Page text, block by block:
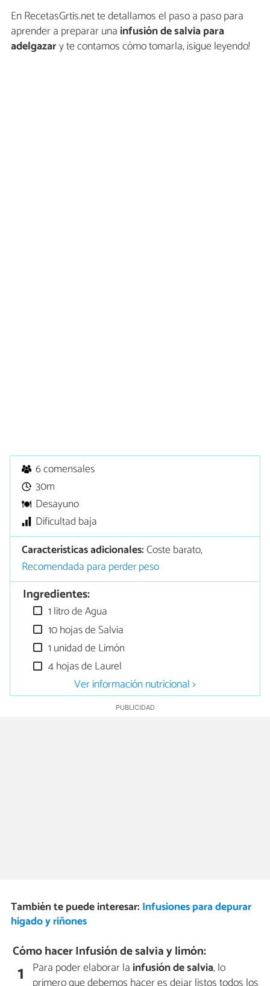
En RecetasGrtis.net te detallamos el paso a paso para
aprender a preparar una infusión de salvia para
adelgazary te contamos cómo tomarla, ¡sigue leyendo!
6 comensales
30m
Desayuno
Dificultad baja
Características adicionales:Coste barato,
Recomendada para perder peso
Ingredientes:
1 litro de Agua
10 hojas de Salvia
1 unidad de Limón
4 hojas de Laurel
Ver información nutricional >
También te puede interesar: Infusiones para depurar
higado y riñones
Cómo hacer Infusión de salvia y limón:
1 Para poder elaborar la infusión de salvia, lo